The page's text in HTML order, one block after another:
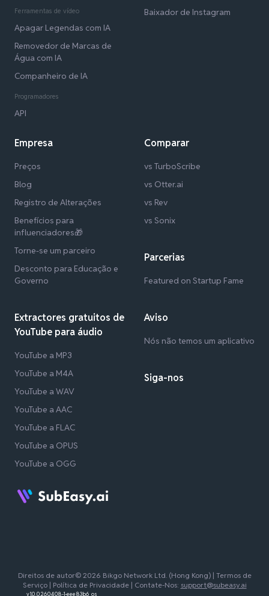
Ferramentas de vídeo
Apagar Legendas com IA
Removedor de Marcas de
Água com IA
Companheiro de IA
Programadores
API
Baixador de Instagram
Empresa
Preços
Blog
Registro de Alterações
Benefícios para
influenciadores🎁
Torne-se um parceiro
Desconto para Educação e
Governo
Extractores gratuitos de
YouTube para áudio
YouTube a MP3
YouTube a M4A
YouTube a WAV
YouTube a AAC
YouTube a FLAC
YouTube a OPUS
YouTube a OGG
Comparar
vs TurboScribe
vs Otter.ai
vs Rev
vs Sonix
Parcerias
Featured on Startup Fame
Aviso
Nós não temos um aplicativo
Siga-nos
Direitos de autor© 2026 Bikgo Network Ltd. (Hong Kong) | Termos de
Serviço| Política de Privacidade| Contate-Nos: support@subeasy.ai
v1.0.0.260408-1-eee83b6_os